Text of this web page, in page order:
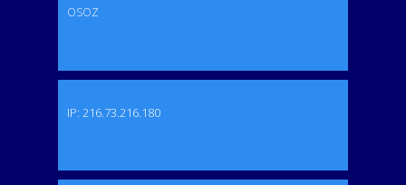
OSOZ
IP: 216.73.216.180